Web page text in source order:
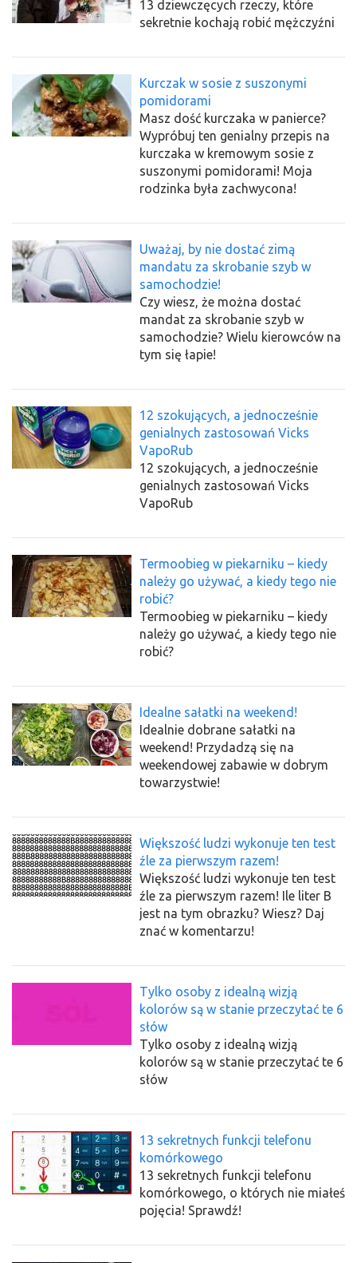
13 dziewczęcych rzeczy, które
sekretnie kochają robić mężczyźni
Kurczak w sosie z suszonymi
pomidorami
Masz dość kurczaka w panierce?
Wypróbuj ten genialny przepis na
kurczaka w kremowym sosie z
suszonymi pomidorami! Moja
rodzinka była zachwycona!
Uważaj, by nie dostać zimą
mandatu za skrobanie szyb w
samochodzie!
Czy wiesz, że można dostać
mandat za skrobanie szyb w
samochodzie? Wielu kierowców na
tym się łapie!
12 szokujących, a jednocześnie
genialnych zastosowań Vicks
VapoRub
12 szokujących, a jednocześnie
genialnych zastosowań Vicks
VapoRub
Termoobieg w piekarniku – kiedy
należy go używać, a kiedy tego nie
robić?
Termoobieg w piekarniku – kiedy
należy go używać, a kiedy tego nie
robić?
Idealne sałatki na weekend!
Idealnie dobrane sałatki na
weekend! Przydadzą się na
weekendowej zabawie w dobrym
towarzystwie!
Większość ludzi wykonuje ten test
źle za pierwszym razem!
Większość ludzi wykonuje ten test
źle za pierwszym razem! Ile liter B
jest na tym obrazku? Wiesz? Daj
znać w komentarzu!
Tylko osoby z idealną wizją
kolorów są w stanie przeczytać te 6
słów
Tylko osoby z idealną wizją
kolorów są w stanie przeczytać te 6
słów
13 sekretnych funkcji telefonu
komórkowego
13 sekretnych funkcji telefonu
komórkowego, o których nie miałeś
pojęcia! Sprawdź!